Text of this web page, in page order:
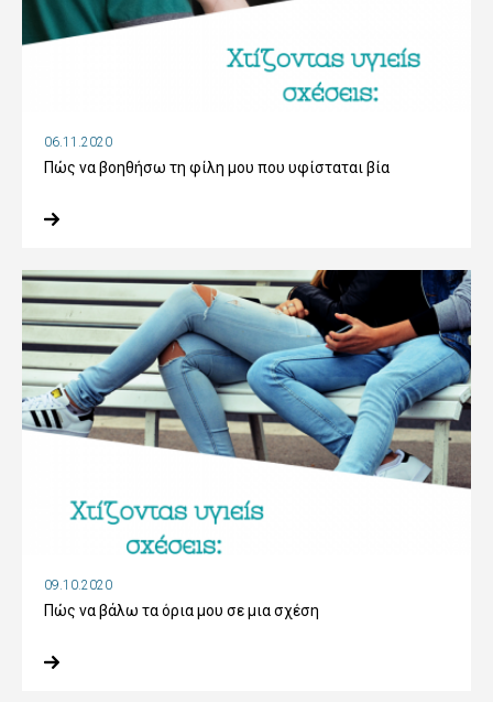
06.11.2020
Πώς να βοηθήσω τη φίλη μου που υφίσταται βία
09.10.2020
Πώς να βάλω τα όρια μου σε μια σχέση